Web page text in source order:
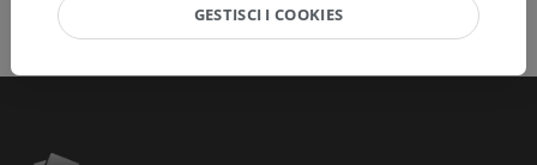
GESTISCI I COOKIES